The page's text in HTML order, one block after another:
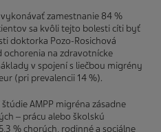
zamestnanie 84 %
sa kvôli tejto bolesti cíti byť
doktorka Pozo-Rosichová
na zdravotnícke
v spojení s liečbou migrény
(pri prevalencii 14 %).
AMPP migréna zásadne
‒ prácu alebo školskú
% chorých, rodinné a sociálne